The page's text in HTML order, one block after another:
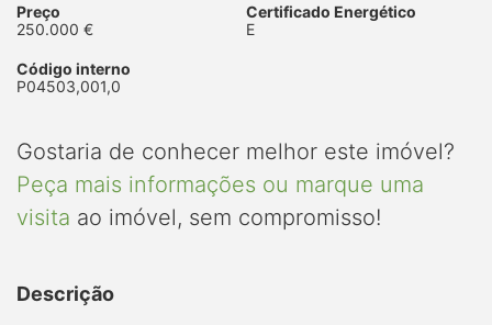
Preço
250.000 €
Certificado Energético
E
Código interno
P04503,001,0
Gostaria de conhecer melhor este imóvel?
Peça mais informações ou marque uma
visita ao imóvel, sem compromisso!
Descrição